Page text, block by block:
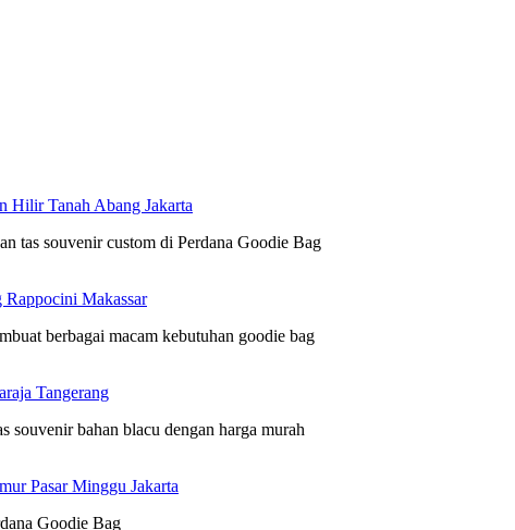
Hilir Tanah Abang Jakarta
tas souvenir custom di Perdana Goodie Bag
Makassar
berbagai macam kebutuhan goodie bag
Tangerang
souvenir bahan blacu dengan harga murah
Pasar Minggu Jakarta
Goodie Bag